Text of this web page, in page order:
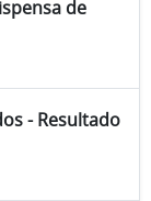
de
- Resultado